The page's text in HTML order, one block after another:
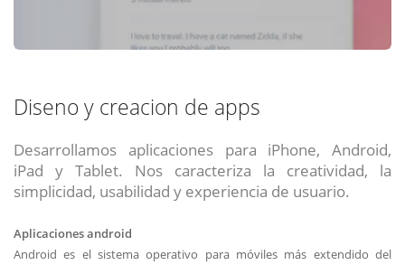
Diseno y creacion de apps
Desarrollamos aplicaciones para iPhone, Android,
iPad y Tablet. Nos caracteriza la creatividad, la
simplicidad, usabilidad y experiencia de usuario.
Aplicaciones android
Android es el sistema operativo para móviles más extendido del